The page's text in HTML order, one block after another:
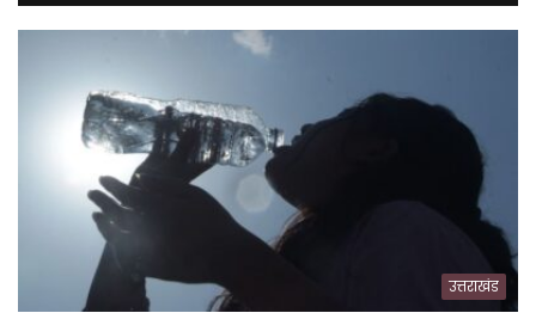
उत्तराखंड